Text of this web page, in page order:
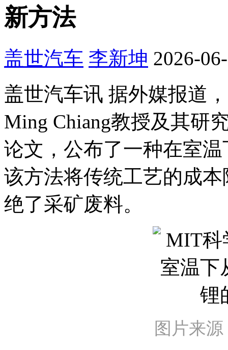
新方法
盖世汽车 李新坤 2026-
盖世汽车讯 据外媒报道
Ming Chiang教授及其研
论文，公布了一种在室
该方法将传统工艺的成
绝了采矿废料。
图片来